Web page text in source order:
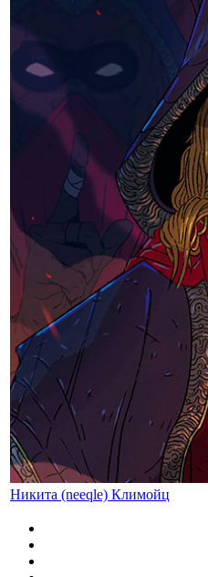
Никита (neeqle) Климойц